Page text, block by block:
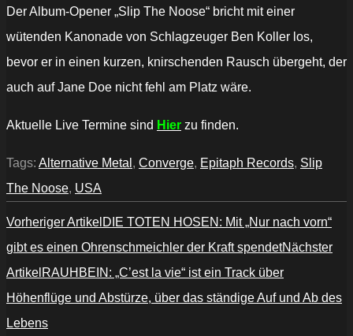
YouTube
Der Album-Opener „Slip The Noose“ bricht mit einer
wütenden Kanonade von Schlagzeuger Ben Koller los,
bevor er in einen kurzen, knirschenden Rausch übergeht, der
auch auf Jane Doe nicht fehl am Platz wäre.
Aktuelle Live Termine sind Hier zu finden.
Tags: Alternative Metal , Converge, Epitaph Records, Slip
The Noose, USA
Vorheriger Artikel DIE TOTEN HOSEN: Mit „Nur nach vorn“
gibt es einen Ohrenschmeichler der Kraft spendetNächster
Artikel RAUHBEIN: „C’est la vie“ ist ein Track über
Höhenflüge und Abstürze, über das ständige Auf und Ab des
Lebens